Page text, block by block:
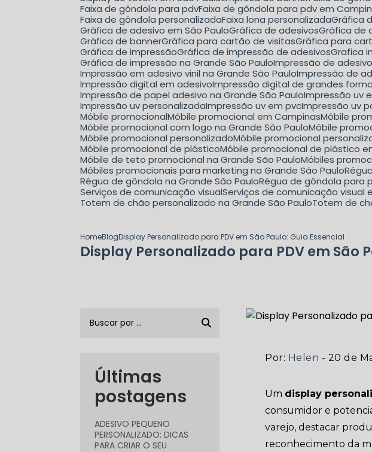
Faixa de gôndola para pdv Faixa de gôndola para pdv em
Faixa de gôndola personalizada Faixa lona personalizada Gráfica
Gráfica de adesivo em São Paulo Gráfica de adesivos Gráfica
Gráfica de banner Gráfica para cartão de visitas Gráfica para
Gráfica de impressão Gráfica de impressão de adesivos Grafica
Gráfica de impressão na Grande São PauloImpressão de
Impressão em adesivo vinil na Grande São PauloImpressão de
Impressão digital em adesivoImpressão digital de grandes
Impressão de papel adesivo na Grande São PauloImpressão uv
Impressão uv personalizadaImpressão uv em pvcImpressão uv
Móbile promocional Móbile promocional em Campinas Móbile
Móbile promocional com logo na Grande São Paulo Móbile
Móbile promocional personalizado Móbile promocional
Móbile promocional de plástico Móbile promocional de plástico
Móbile de teto promocional na Grande São Paulo Móbiles
Móbiles promocionais para marketing na Grande São Paulo
Régua de gôndola na Grande São Paulo Régua de gôndola para
Serviços de comunicação visual Serviços de comunicação visual
Totem de chão personalizado na Grande São Paulo Totem de
HomeBlogDisplay Personalizado para PDV em São Paulo: Guia Essencial
Display Personalizado para PDV em São
Últimas
postagens
ADESIVO PEQUENO
PERSONALIZADO: DICAS
PARA CRIAR O SEU
Por: Helen - 20 de
Um display
consumidor e
varejo, destacar
reconhecimento da